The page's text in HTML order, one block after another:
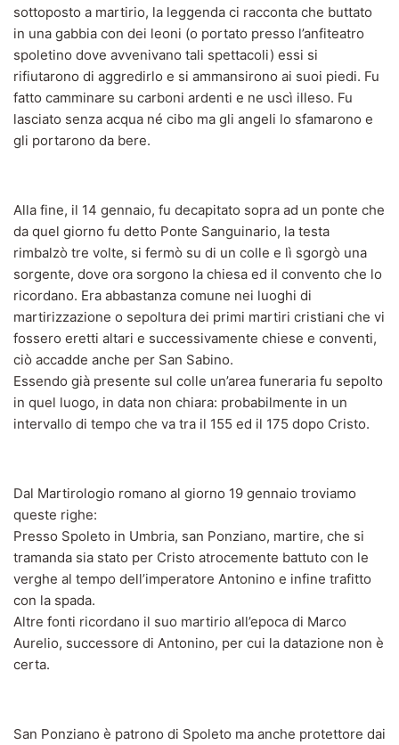
sottoposto a martirio, la leggenda ci racconta che buttato
in una gabbia con dei leoni (o portato presso l’anfiteatro
spoletino dove avvenivano tali spettacoli) essi si
rifiutarono di aggredirlo e si ammansirono ai suoi piedi. Fu
fatto camminare su carboni ardenti e ne uscì illeso. Fu
lasciato senza acqua né cibo ma gli angeli lo sfamarono e
gli portarono da bere.
Alla fine, il 14 gennaio, fu decapitato sopra ad un ponte che
da quel giorno fu detto Ponte Sanguinario, la testa
rimbalzò tre volte, si fermò su di un colle e lì sgorgò una
sorgente, dove ora sorgono la chiesa ed il convento che lo
ricordano. Era abbastanza comune nei luoghi di
martirizzazione o sepoltura dei primi martiri cristiani che vi
fossero eretti altari e successivamente chiese e conventi,
ciò accadde anche per San Sabino.
Essendo già presente sul colle un’area funeraria fu sepolto
in quel luogo, in data non chiara: probabilmente in un
intervallo di tempo che va tra il 155 ed il 175 dopo Cristo.
Dal Martirologio romano al giorno 19 gennaio troviamo
queste righe:
Presso Spoleto in Umbria, san Ponziano, martire, che si
tramanda sia stato per Cristo atrocemente battuto con le
verghe al tempo dell’imperatore Antonino e infine trafitto
con la spada.
Altre fonti ricordano il suo martirio all’epoca di Marco
Aurelio, successore di Antonino, per cui la datazione non è
certa.
San Ponziano è patrono di Spoleto ma anche protettore dai